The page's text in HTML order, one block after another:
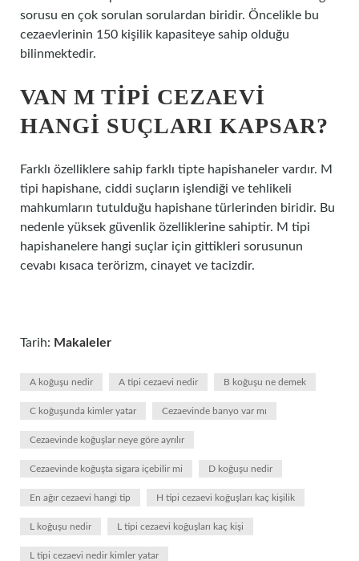
sorusu en çok sorulan sorulardan biridir. Öncelikle bu
cezaevlerinin 150 kişilik kapasiteye sahip olduğu
bilinmektedir.
VAN M TIPI CEZAEVI
HANGI SUÇLARI KAPSAR?
Farklı özelliklere sahip farklı tipte hapishaneler vardır. M
tipi hapishane, ciddi suçların işlendiği ve tehlikeli
mahkumların tutulduğu hapishane türlerinden biridir. Bu
nedenle yüksek güvenlik özelliklerine sahiptir. M tipi
hapishanelere hangi suçlar için gittikleri sorusunun
cevabı kısaca terörizm, cinayet ve tacizdir.
Tarih: Makaleler
A koğuşu nedir A tipi cezaevi nedir B koğuşu ne demek
C koğuşunda kimler yatar Cezaevinde banyo var mı
Cezaevinde koğuşlar neye göre ayrılır
Cezaevinde koğuşta sigara içebilir mi D koğuşu nedir
En ağır cezaevi hangi tip H tipi cezaevi koğuşları kaç kişilik
L koğuşu nedir L tipi cezaevi koğuşları kaç kişi
L tipi cezaevi nedir kimler yatar